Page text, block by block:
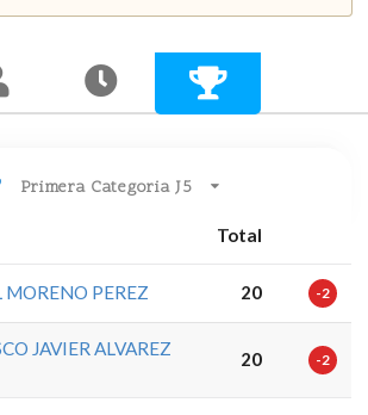
Primera Categoria J5
Total
MORENO PEREZ 20 -2
JAVIER ALVAREZ
20 -2